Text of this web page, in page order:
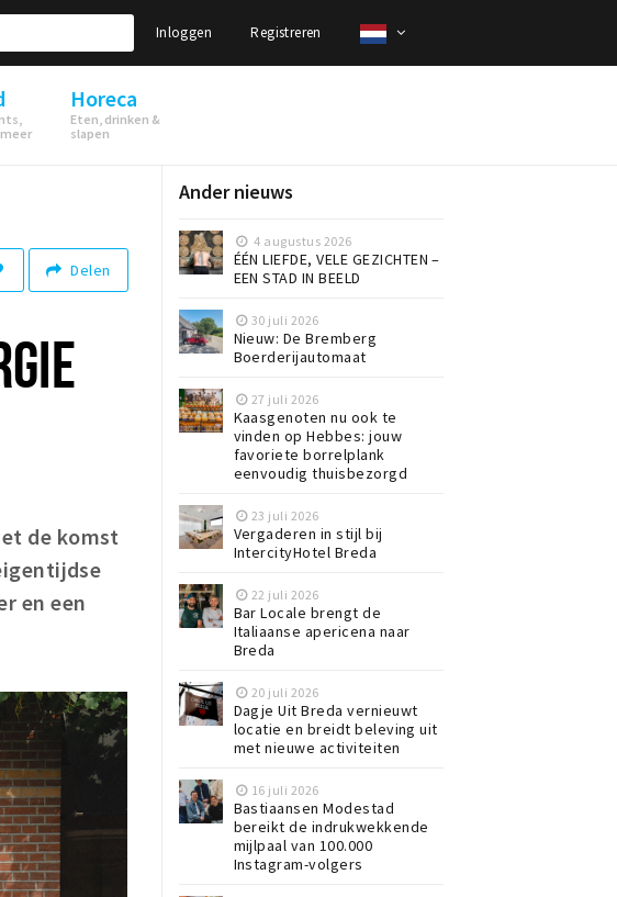
Inloggen Registreren
Horeca
Eten, drinken &
slapen
Delen
de komst
en een
Ander nieuws
4 augustus 2026
ÉÉN LIEFDE, VELE GEZICHTEN –
EEN STAD IN BEELD
30 juli 2026
Nieuw: De Bremberg
Boerderijautomaat
27 juli 2026
Kaasgenoten nu ook te
vinden op Hebbes: jouw
favoriete borrelplank
eenvoudig thuisbezorgd
23 juli 2026
Vergaderen in stijl bij
IntercityHotel Breda
22 juli 2026
Bar Locale brengt de
Italiaanse apericena naar
Breda
20 juli 2026
Dagje Uit Breda vernieuwt
locatie en breidt beleving uit
met nieuwe activiteiten
16 juli 2026
Bastiaansen Modestad
bereikt de indrukwekkende
mijlpaal van 100.000
Instagram-volgers